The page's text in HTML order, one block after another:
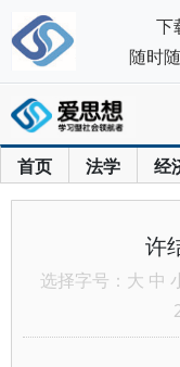
首页 法学 经
许
选择字号： 大 中
下
随时